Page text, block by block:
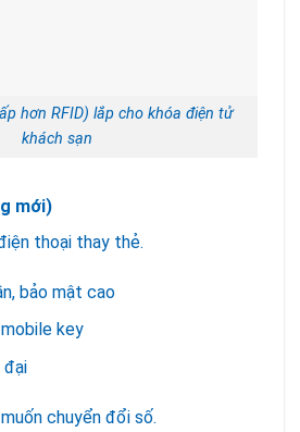
hơn RFID) lắp cho khóa điện tử
khách sạn
mới)
thoại thay thẻ.
bảo mật cao
key
đại
chuyển đổi số.